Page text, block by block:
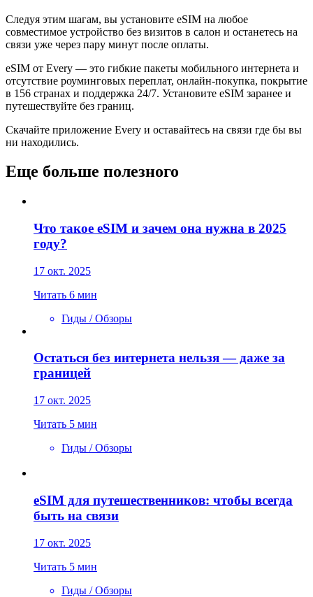
Следуя этим шагам, вы установите eSIM на любое
совместимое устройство без визитов в салон и останетесь на
связи уже через пару минут после оплаты.
eSIM от Every — это гибкие пакеты мобильного интернета и
отсутствие роуминговых переплат, онлайн-покупка, покрытие
в 156 странах и поддержка 24/7. Установите eSIM заранее и
путешествуйте без границ.
Скачайте приложение Every и оставайтесь на связи где бы вы
ни находились.
Еще больше полезного
Что такое eSIM и зачем она нужна в 2025
году?
17 окт. 2025
Читать 6 мин
Гиды / Обзоры
Остаться без интернета нельзя — даже за
границей
17 окт. 2025
Читать 5 мин
Гиды / Обзоры
eSIM для путешественников: чтобы всегда
быть на связи
17 окт. 2025
Читать 5 мин
Гиды / Обзоры